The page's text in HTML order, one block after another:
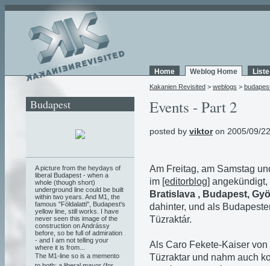
Home Weblog Home
Kakanien Revisited > weblogs >
Events - Part 2
posted by viktoron 2005/09/
Am Freitag, am Samstag
im [editorblog]
Bratislava , Budapest,
dahinter, und als
Tüzraktár.
Als Caro Fekete-Kaiser
Tüzraktar und nahm auch
Budapest
A picture from the heydays of
liberal Budapest - when a
whole (though short)
underground line could be built
within two years. And M1, the
famous "Földalatti", Budapest's
yellow line, still works. I have
never seen this image of the
construction on Andrássy
before, so be full of admiration
- and I am not telling your
where it is from...
The M1-line so is a memento